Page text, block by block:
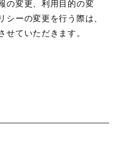
の変更、利用目的の変
ーの変更を行う際は、
せていただきます。